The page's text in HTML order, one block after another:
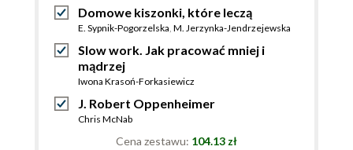
Domowe kiszonki, które leczą
E. Sypnik-Pogorzelska M. Jerzynka-Jendrzejewska
Slow work. Jak pracować mniej i
mądrzej
Iwona Krasoń-Forkasiewicz
J. Robert Oppenheimer
Chris McNab
Cena zestawu: 104.13 zł